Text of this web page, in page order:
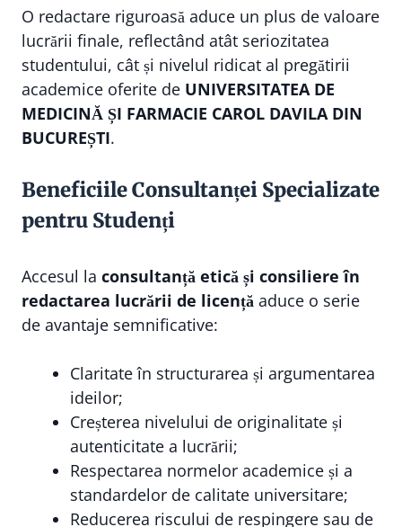
O redactare riguroasă aduce un plus de valoare
lucrării finale, reflectând atât seriozitatea
studentului, cât și nivelul ridicat al pregătirii
academice oferite de UNIVERSITATEA DE
MEDICINĂ ȘI FARMACIE CAROL DAVILA DIN
BUCUREȘTI.
Beneficiile Consultanței Specializate
pentru Studenți
Accesul la consultanță etică și consiliere în
redactarea lucrării de licență aduce o serie
de avantaje semnificative:
Claritate în structurarea și argumentarea
ideilor;
Creșterea nivelului de originalitate și
autenticitate a lucrării;
Respectarea normelor academice și a
standardelor de calitate universitare;
Reducerea riscului de respingere sau de